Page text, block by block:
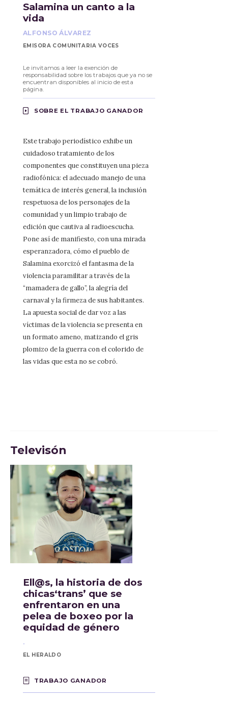
Salamina un canto a la
vida
ALFONSO ÁLVAREZ
EMISORA COMUNITARIA VOCES
Le invitamos a leer la exención de
responsabilidad sobre los trabajos que ya no se
encuentran disponibles al inicio de esta
página.
SOBRE EL TRABAJO GANADOR
Este trabajo periodístico exhibe un
cuidadoso tratamiento de los
componentes que constituyen una pieza
radiofónica: el adecuado manejo de una
temática de interés general, la inclusión
respetuosa de los personajes de la
comunidad y un limpio trabajo de
edición que cautiva al radioescucha.
Pone así de manifiesto, con una mirada
esperanzadora, cómo el pueblo de
Salamina exorcizó el fantasma de la
violencia paramilitar a través de la
“mamadera de gallo”, la alegría del
carnaval y la firmeza de sus habitantes.
La apuesta social de dar voz a las
víctimas de la violencia se presenta en
un formato ameno, matizando el gris
plomizo de la guerra con el colorido de
las vidas que esta no se cobró.
Televisón
Ell@s, la historia de dos
chicas‘trans’ que se
enfrentaron en una
pelea de boxeo por la
equidad de género
.
EL HERALDO
TRABAJO GANADOR